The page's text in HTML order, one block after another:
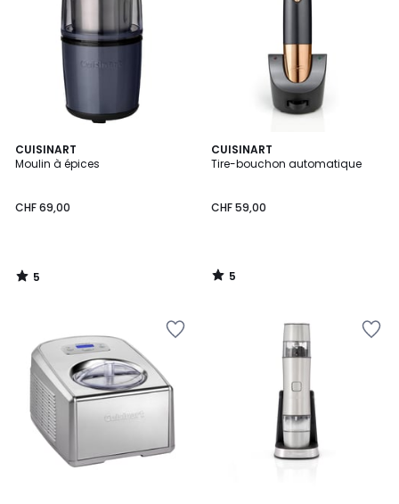
CUISINART
Moulin à épices
69,00.
CHF 69,00
5
/
5
/
CUISINART
Tire-bouchon automatique
CHF 59,00
5
/
5
/